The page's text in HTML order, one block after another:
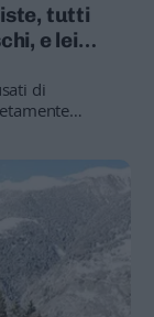
tutti
e lei
hanno
serena»
di